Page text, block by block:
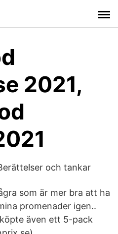
2021,
och tankar
som är mer bra att ha
promenader igen..
även ett 5-pack